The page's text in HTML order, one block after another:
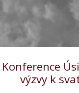
Konference
výzvy k